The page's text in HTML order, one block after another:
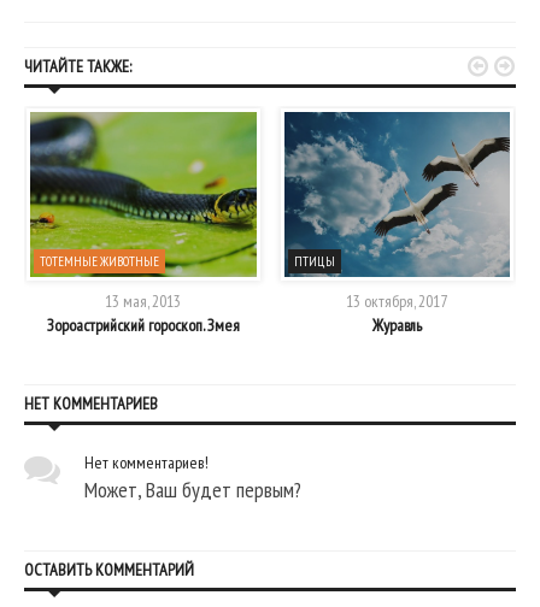
ЧИТАЙТЕ ТАКЖЕ:
ТОТЕМНЫЕ ЖИВОТНЫЕ
13 мая, 2013
Зороастрийский гороскоп. Змея
ПТИЦЫ
13 октября, 2017
Журавль
 
НЕТ КОММЕНТАРИЕВ
Нет комментариев!
Может, Ваш будет первым?
ОСТАВИТЬ КОММЕНТАРИЙ